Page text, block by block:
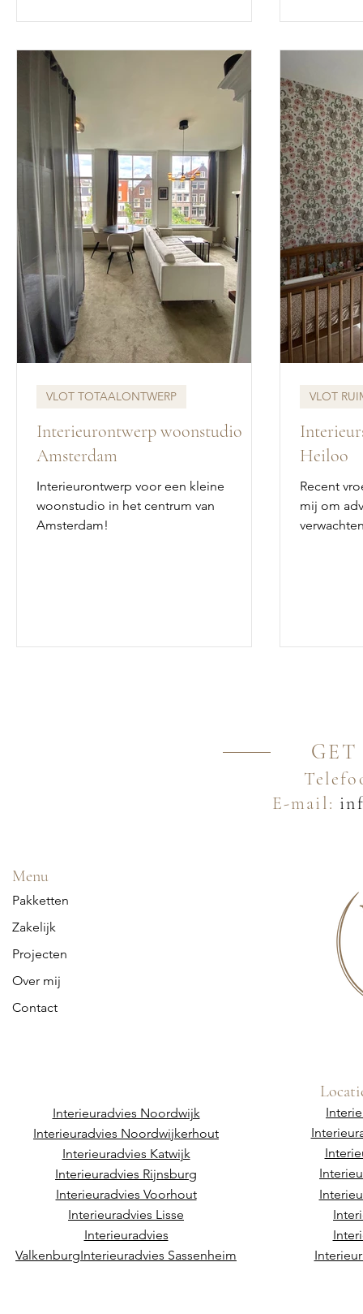
Interieurontwerp woonstudio
Amsterdam
Interieurontwerp voor een kleine
woonstudio in het centrum van
Amsterdam!
VLOT TOTAALONTWERP
Heiloo
Recent
mij om
VLOT
E-mail:
Menu
Pakketten
Zakelijk
Projecten
Over mij
Contact
Interieuradvies Noordwijk
Interieuradvies Noordwijkerhout
Interieuradvies Katwijk
Interieuradvies Rijnsburg
Interieuradvies Voorhout
Interieuradvies Lisse
Interieuradvies
ValkenburgInterieuradvies Sassenheim